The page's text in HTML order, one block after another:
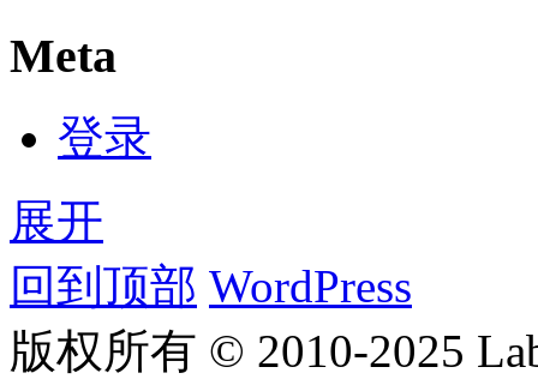
Meta
登录
展开
回到顶部 WordPress
版权所有 © 2010-2025